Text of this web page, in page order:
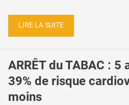
LIRE LA SUITE
ARRÊT du TABAC : 5
39% de risque
moins